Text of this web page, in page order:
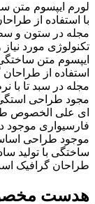
لورم ایپسوم متن
با استفاده از
مجله در ستون و
تکنولوژی مورد
ایپسوم متن
استفاده از
مجله در سبد تا با
مجود طراحی استگی
ای علی الخصوص
فارسیواری موجود
موجود طراحی
ساختگی با تولید
طراحان گرافیک
هدست